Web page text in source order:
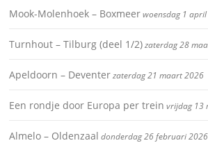
Mook-Molenhoek – Boxmeerwoensdag 1
Turnhout – Tilburg (deel 1/2)zaterdag 28
Apeldoorn – Deventerzaterdag 21 maart 2026
Een rondje door Europa per trein vrijdag 13
Almelo – Oldenzaal donderdag 26 februari 2026